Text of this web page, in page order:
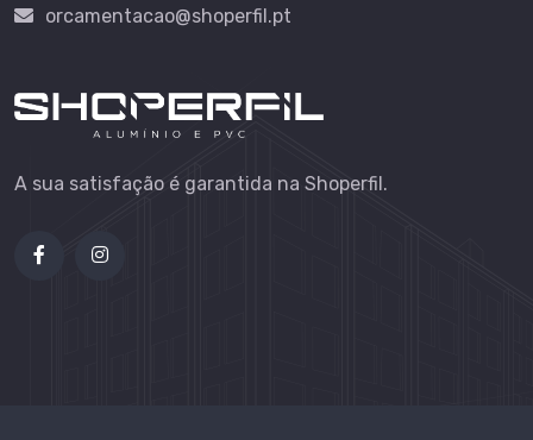
orcamentacao@shoperfil.pt
A sua satisfação é garantida na Shoperfil.